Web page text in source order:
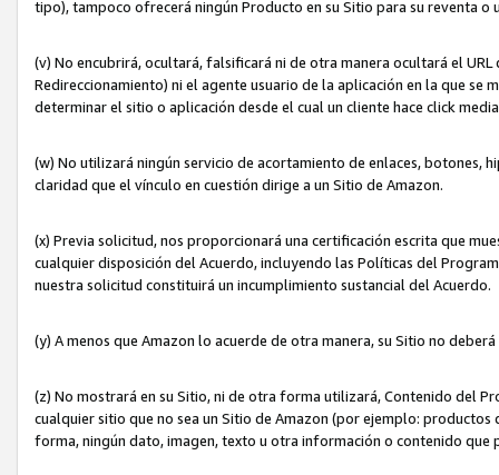
tipo), tampoco ofrecerá ningún Producto en su Sitio para su reventa o
(v) No encubrirá, ocultará, falsificará ni de otra manera ocultará el
Redireccionamiento) ni el agente usuario de la aplicación en la que
determinar el sitio o aplicación desde el cual un cliente hace click
(w) No utilizará ningún servicio de acortamiento de enlaces, botones,
claridad que el vínculo en cuestión dirige a un Sitio de Amazon.
(x) Previa solicitud, nos proporcionará una certificación escrita que
cualquier disposición del Acuerdo, incluyendo las Políticas del
nuestra solicitud constituirá un incumplimiento sustancial del Acuerdo.
(y) A menos que Amazon lo acuerde de otra manera, su Sitio no
(z) No mostrará en su Sitio, ni de otra forma utilizará, Contenido del
cualquier sitio que no sea un Sitio de Amazon (por ejemplo:
forma, ningún dato, imagen, texto u otra información o contenido